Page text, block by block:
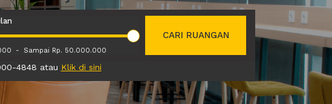
- Sampai Rp. 50.000.000
CARI RUANGAN
4848 atau Klik di sini